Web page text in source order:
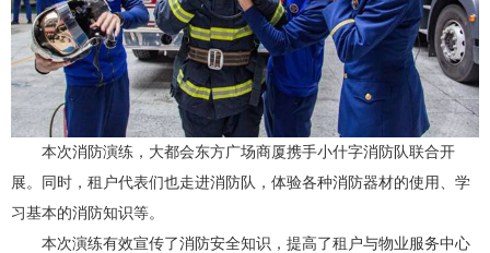
本次消防演练，大都会东方广场商厦携手小什字消防队联合开
展。同时，租户代表们也走进消防队，体验各种消防器材的使用、学
习基本的消防知识等。
本次演练有效宣传了消防安全知识，提高了租户与物业服务中心